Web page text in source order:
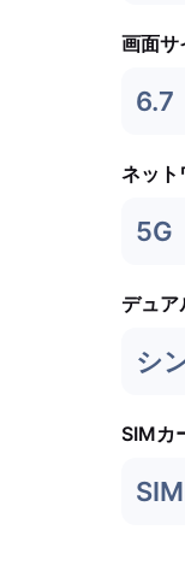
画面サ
6.7
ネット
5G
デュア
シ
SIMカ